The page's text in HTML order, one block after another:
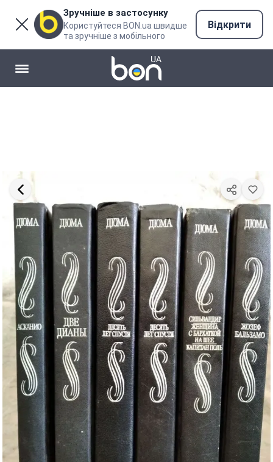
Зручніше в застосунку
Користуйтеся BON.ua швидше
та зручніше з мобільного
Відкрити